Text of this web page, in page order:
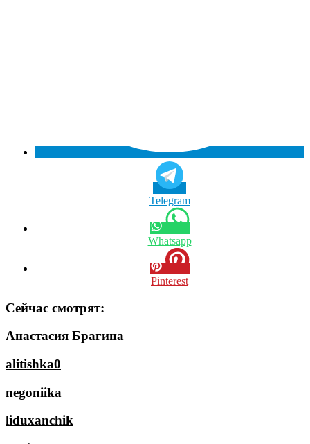
Telegram
Whatsapp
Pinterest
Сейчас смотрят:
Анастасия Брагина
alitishka0
negoniika
liduxanchik